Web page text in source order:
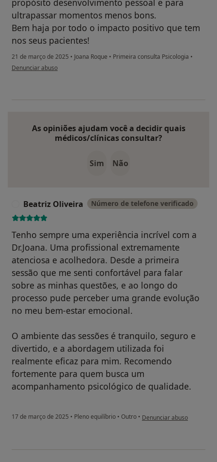
propósito desenvolvimento pessoal e para
ultrapassar momentos menos bons.
Bem haja por todo o impacto positivo que tem
nos seus pacientes!
21 de março de 2025 • Joana Roque • Primeira consulta Psicologia •
na opinião do utilizador Inês Dias
Denunciar abuso
As opiniões ajudam você a decidir quais
médicos/clínicas consultar?
Sim Não
Beatriz Oliveira Número de telefone verificado
Tenho sempre uma experiência incrível com a
Dr.Joana. Uma profissional extremamente
atenciosa e acolhedora. Desde a primeira
sessão que me senti confortável para falar
sobre as minhas questões, e ao longo do
processo pude perceber uma grande evolução
no meu bem-estar emocional.
O ambiente das sessões é tranquilo, seguro e
divertido, e a abordagem utilizada foi
realmente eficaz para mim. Recomendo
fortemente para quem busca um
acompanhamento psicológico de qualidade.
17 de março de 2025 • Pleno equilíbrio • Outro • na opinião do utilizador
Denunciar abuso